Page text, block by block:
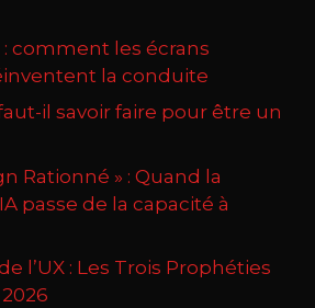
comment les écrans
la conduite
faut-il savoir faire pour être un
Rationné » : Quand la
passe de la capacité à
l’UX : Les Trois Prophéties